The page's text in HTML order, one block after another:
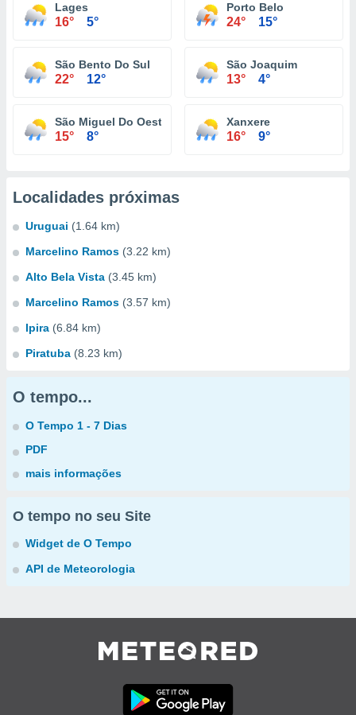
Lages
16° 5°
Porto Belo
24° 15°
São Bento Do Sul
22° 12°
São Joaquim
13° 4°
São Miguel Do Oeste
15° 8°
Xanxere
16° 9°
Localidades próximas
Uruguai (1.64 km)
Marcelino Ramos (3.22 km)
Alto Bela Vista (3.45 km)
Marcelino Ramos (3.57 km)
Ipira (6.84 km)
Piratuba (8.23 km)
O tempo...
O Tempo 1 - 7 Dias
PDF
mais informações
O tempo no seu Site
Widget de O Tempo
API de Meteorologia